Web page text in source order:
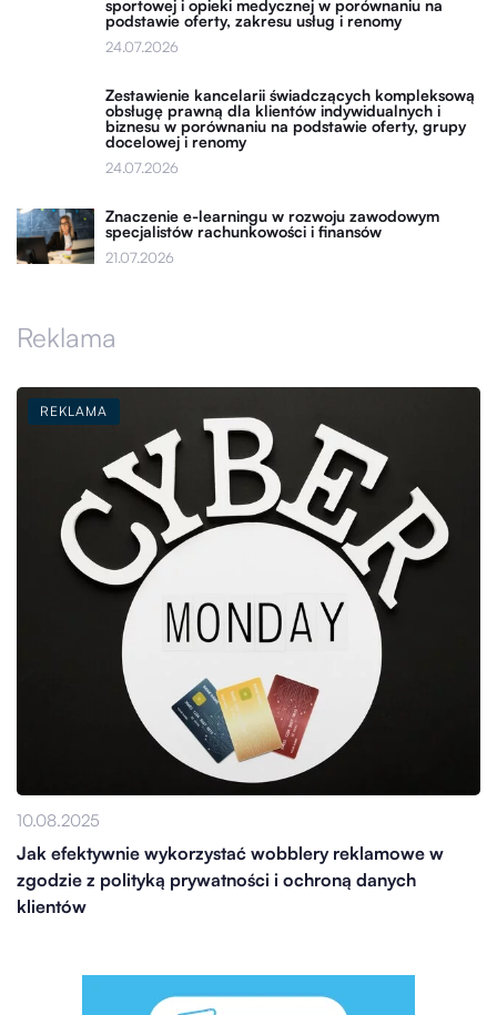
sportowej i opieki medycznej w porównaniu na
podstawie oferty, zakresu usług i renomy
24.07.2026
Zestawienie kancelarii świadczących kompleksową
obsługę prawną dla klientów indywidualnych i
biznesu w porównaniu na podstawie oferty, grupy
docelowej i renomy
24.07.2026
Znaczenie e-learningu w rozwoju zawodowym
specjalistów rachunkowości i finansów
21.07.2026
Reklama
REKLAMA
10.08.2025
Jak efektywnie wykorzystać wobblery reklamowe w
zgodzie z polityką prywatności i ochroną danych
klientów